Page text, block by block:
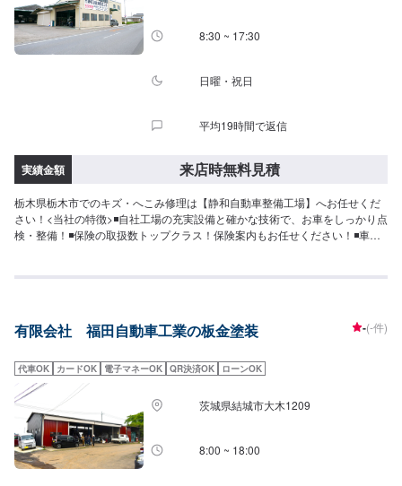
8:30 ~ 17:30
日曜・祝日
平均19時間で返信
実績金額 来店時無料見積
栃木県栃木市でのキズ・へこみ修理は【静和自動車整備工場】へお任せくだ
さい！<当社の特徴>◾自社工場の充実設備と確かな技術で、お車をしっかり点
検・整備！◾保険の取扱数トップクラス！保険案内もお任せください！◾車の
時間があまり取れない…などのご相談もお気軽にどうぞ！【1】オファーにて
の作業中は代車をご利用ください。※代車の燃料代はお客様にご負担いただい
しください。駐車スペースは事務所前の空いているスペースに駐車してくだ
さい。受付はスタッフへ「メンテモで予約しました」とお伝えください。ご
案内いたします。【定休日・営業時間】定休日：日曜日、祝日営業時間：
8:30~17:30
有限会社 福田自動車工業の板金塗装 -(-件)
代車OK カードOK 電子マネーOK QR決済OK ローンOK
茨城県結城市大木1209
8:00 ~ 18:00